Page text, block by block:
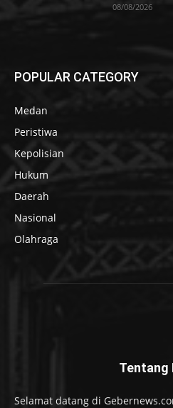
08/08/2026
POPULAR CATEGORY
Medan
Peristiwa
Kepolisian
Hukum
Daerah
Nasional
Olahraga
Tentang
Selamat datang di